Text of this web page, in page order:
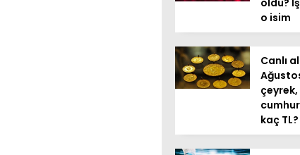
oldu?
o isim
Canlı
çeyrek,
kaç TL?